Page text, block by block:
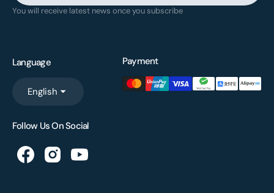
You will receive latest news once you subscribe
Language
English
Payment
Follow Us On Social